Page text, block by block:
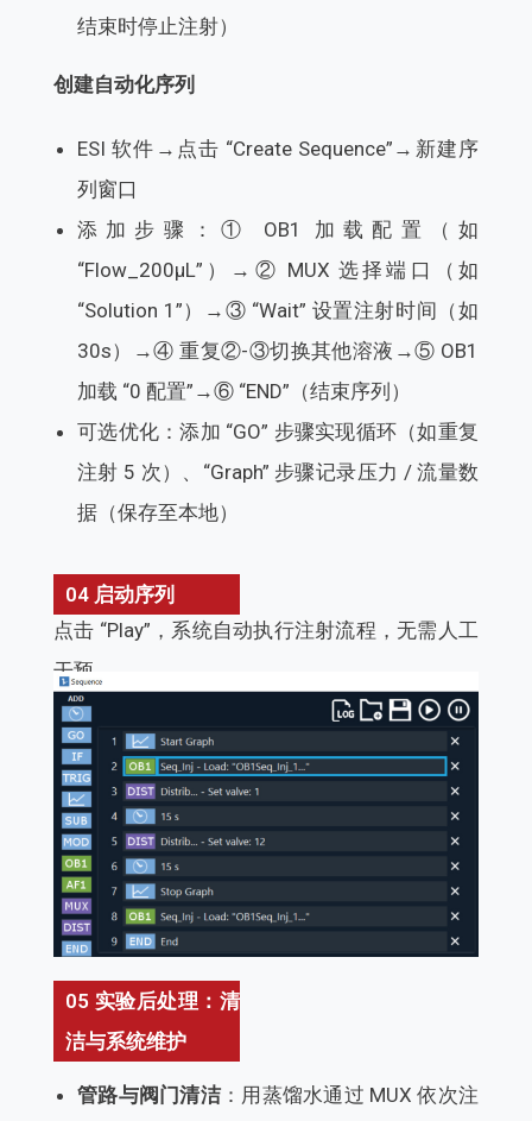
结束时停止注射）
创建自动化序列
ESI 软件→点击 “Create Sequence”→新建序
列窗口
添加步骤：① OB1 加载配置（如
“Flow_200μL”）→② MUX 选择端口（如
“Solution 1”）→③ “Wait” 设置注射时间（如
30s）→④ 重复②-③切换其他溶液→⑤ OB1
加载 “0 配置”→⑥ “END”（结束序列）
可选优化：添加 “GO” 步骤实现循环（如重复
注射 5 次）、“Graph” 步骤记录压力 / 流量数
据（保存至本地）
04 启动序列
点击 “Play”，系统自动执行注射流程，无需人工
干预。
05 实验后处理：清
洁与系统维护
管路与阀门清洁：用蒸馏水通过 MUX 依次注